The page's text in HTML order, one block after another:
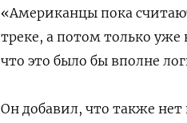
«Американцы пока
треке, а потом только уже
что это было бы вполне
Он добавил, что также